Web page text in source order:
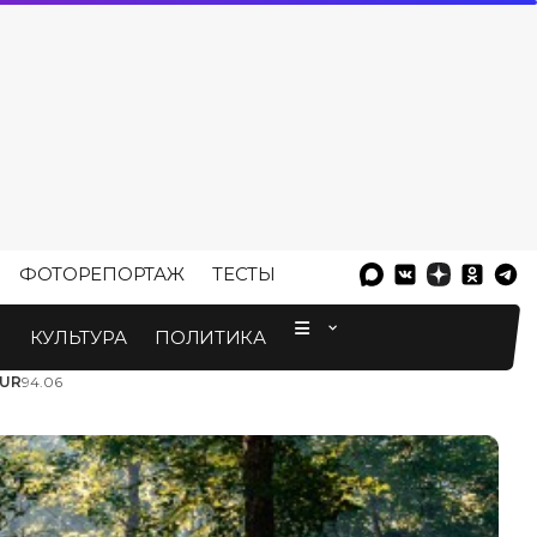
ФОТОРЕПОРТАЖ ТЕСТЫ
КУЛЬТУРА ПОЛИТИКА
94.06